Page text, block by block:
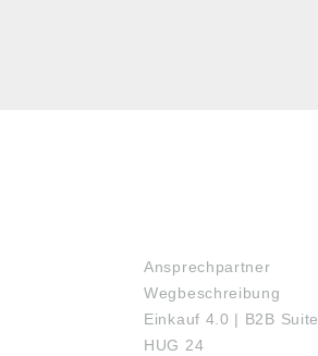
Ansprechpartner
Wegbeschreibung
Einkauf 4.0 | B2B Suite
HUG 24